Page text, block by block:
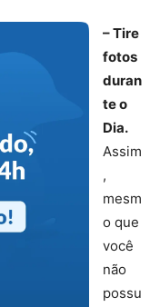
– Tire
fotos
duran
te o
Dia.
Assim
,
mesm
o que
você
não
possu